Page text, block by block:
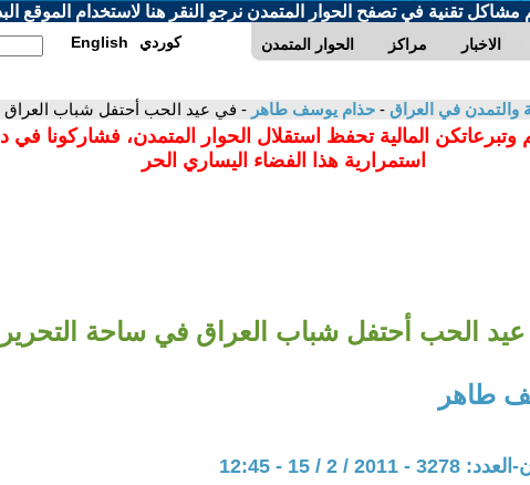
مشاكل تقنية في تصفح الحوار المتمدن نرجو النقر هنا لاستخدام الموقع
الحوار المتمدن مراكز الاخبار English كوردي
والتمدن في العراق - حذام يوسف طاهر - في عيد الحب أحتفل شباب العراق
وتبرعاتكن المالية تحفظ استقلال الحوار المتمدن، فشاركونا في
استمرارية هذا الفضاء اليساري الحر
الحب أحتفل شباب العراق في ساحة التحرير
طاهر
/ 2 / 15 - 12:45